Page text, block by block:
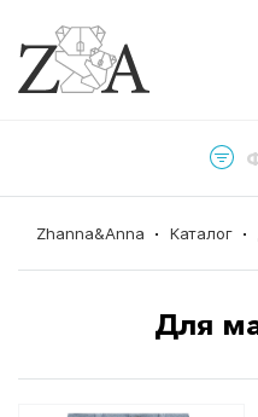
Zhanna&Anna Каталог
Для